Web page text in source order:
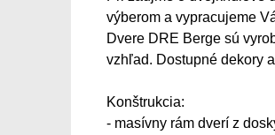
výberom a vypracujeme
Dvere DRE Berge sú
vzhľad. Dostupné dekory
Konštrukcia:
- masívny rám dverí z